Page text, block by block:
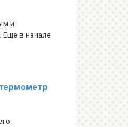
и
Еще в начале